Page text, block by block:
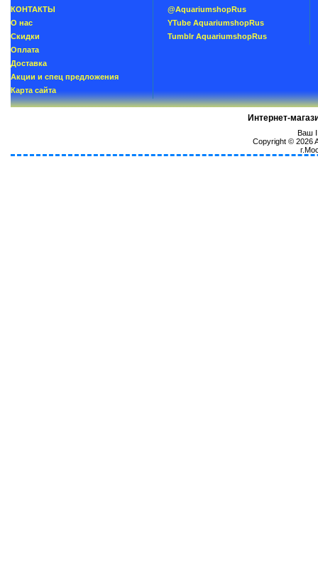
КОНТАКТЫ
О нас
Скидки
Oплатa
Доставка
Акции и спец предложения
Карта сайта
@AquariumshopRus
YTube AquariumshopRus
Tumblr AquariumshopRus
Интернет-
Ваш
Copyright © 2026